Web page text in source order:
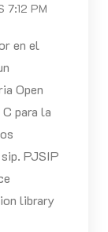
7:12 PM
en el
Open
para la
PJSIP
library